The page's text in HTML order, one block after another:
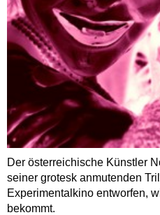
Der österreichische Künstler
seiner grotesk anmutenden
Experimentalkino entworfen,
bekommt.